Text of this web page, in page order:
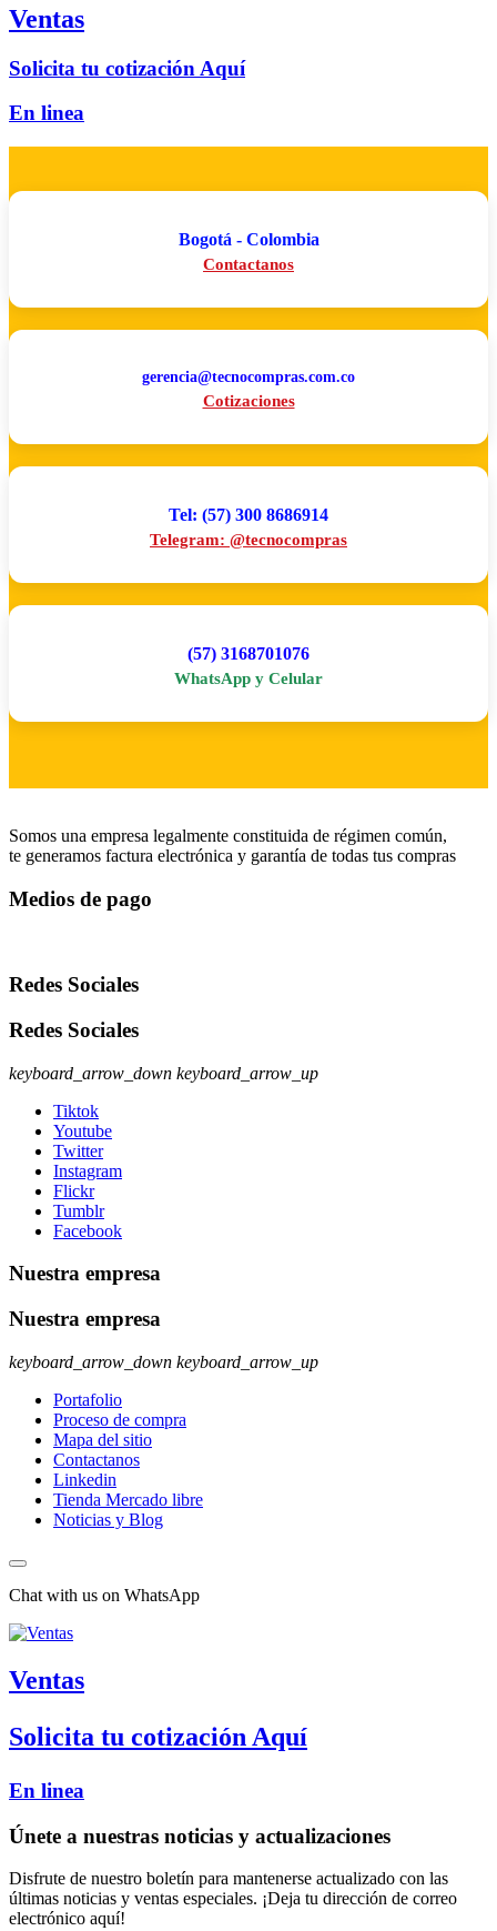
Ventas
Solicita tu cotización Aquí
En linea
Bogotá - Colombia
Contactanos
gerencia@tecnocompras.com.co
Cotizaciones
Tel: (57) 300 8686914
Telegram: @tecnocompras
(57) 3168701076
WhatsApp y Celular
Somos una empresa legalmente constituida de régimen común,
te generamos factura electrónica y garantía de todas tus compras
Medios de pago
Redes Sociales
Redes Sociales
keyboard_arrow_down keyboard_arrow_up
Tiktok
Youtube
Twitter
Instagram
Flickr
Tumblr
Facebook
Nuestra empresa
Nuestra empresa
keyboard_arrow_down keyboard_arrow_up
Portafolio
Proceso de compra
Mapa del sitio
Contactanos
Linkedin
Tienda Mercado libre
Noticias y Blog
Chat with us on WhatsApp
Ventas
Solicita tu cotización Aquí
En linea
Únete a nuestras noticias y actualizaciones
Disfrute de nuestro boletín para mantenerse actualizado con las
últimas noticias y ventas especiales. ¡Deja tu dirección de correo
electrónico aquí!